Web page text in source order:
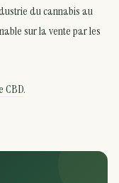
du cannabis au
sur la vente par les
CBD.